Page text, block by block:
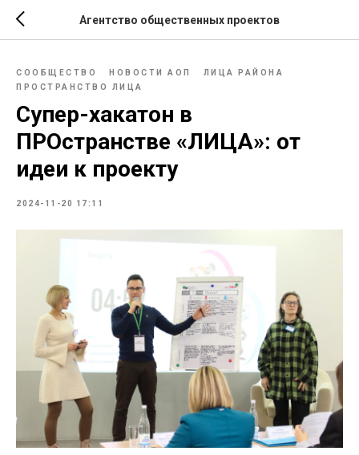
Агентство общественных проектов
СООБЩЕСТВО НОВОСТИ АОП
ЛИЦА РАЙОНА
ПРОСТРАНСТВО ЛИЦА
Супер-хакатон в
ПРОстранстве «ЛИЦА»: от
идеи к проекту
2024-11-20 17:11